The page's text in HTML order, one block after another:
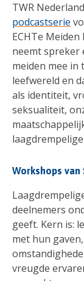
TWR
podcastserie
ECHTe
neemt spreker
meiden mee in
leefwereld en
als identiteit,
seksualiteit,
Workshops van
deelnemers
geeft. Kern is:
met hun
vreugde